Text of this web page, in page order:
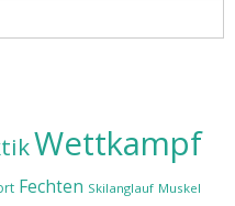
Wettkampf
Fechten Skilanglauf Muskel